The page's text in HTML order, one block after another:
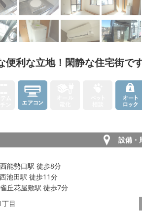
便利な立地！閑静な住宅街で
設備・
能勢口駅 徒歩8分
池田駅 徒歩11分
丘花屋敷駅 徒歩7分
目